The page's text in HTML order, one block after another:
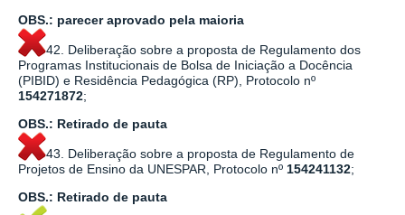
OBS.: parecer aprovado pela maioria
42. Deliberação sobre a proposta de Regulamento dos
Programas Institucionais de Bolsa de Iniciação a Docência
(PIBID) e Residência Pedagógica (RP), Protocolo nº
154271872;
OBS.: Retirado de pauta
43. Deliberação sobre a proposta de Regulamento de
Projetos de Ensino da UNESPAR, Protocolo nº 154241132;
OBS.: Retirado de pauta